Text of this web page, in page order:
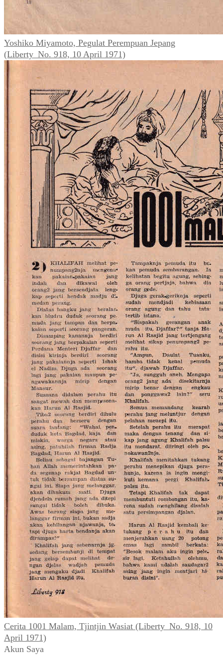
Yoshiko Miyamoto, Pegulat Perempuan Jepang
(Liberty_No. 918, 10 April 1971)
Cerita 1001 Malam, Tjintjin Wasiat (Liberty_No. 918, 10
April 1971)
Akun Saya